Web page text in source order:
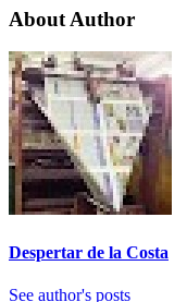
About Author
Despertar de la Costa
See author's posts